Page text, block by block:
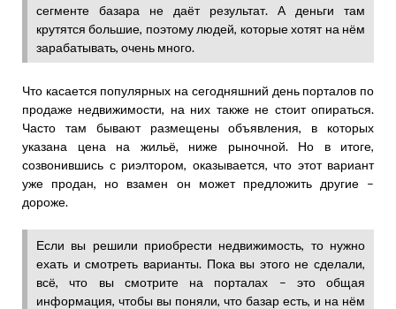
сегменте базара не даёт результат. А деньги там
крутятся большие, поэтому людей, которые хотят на нём
зарабатывать, очень много.
Что касается популярных на сегодняшний день порталов по
продаже недвижимости, на них также не стоит опираться.
Часто там бывают размещены объявления, в которых
указана цена на жильё, ниже рыночной. Но в итоге,
созвонившись с риэлтором, оказывается, что этот вариант
уже продан, но взамен он может предложить другие –
дороже.
Если вы решили приобрести недвижимость, то нужно
ехать и смотреть варианты. Пока вы этого не сделали,
всё, что вы смотрите на порталах – это общая
информация, чтобы вы поняли, что базар есть, и на нём